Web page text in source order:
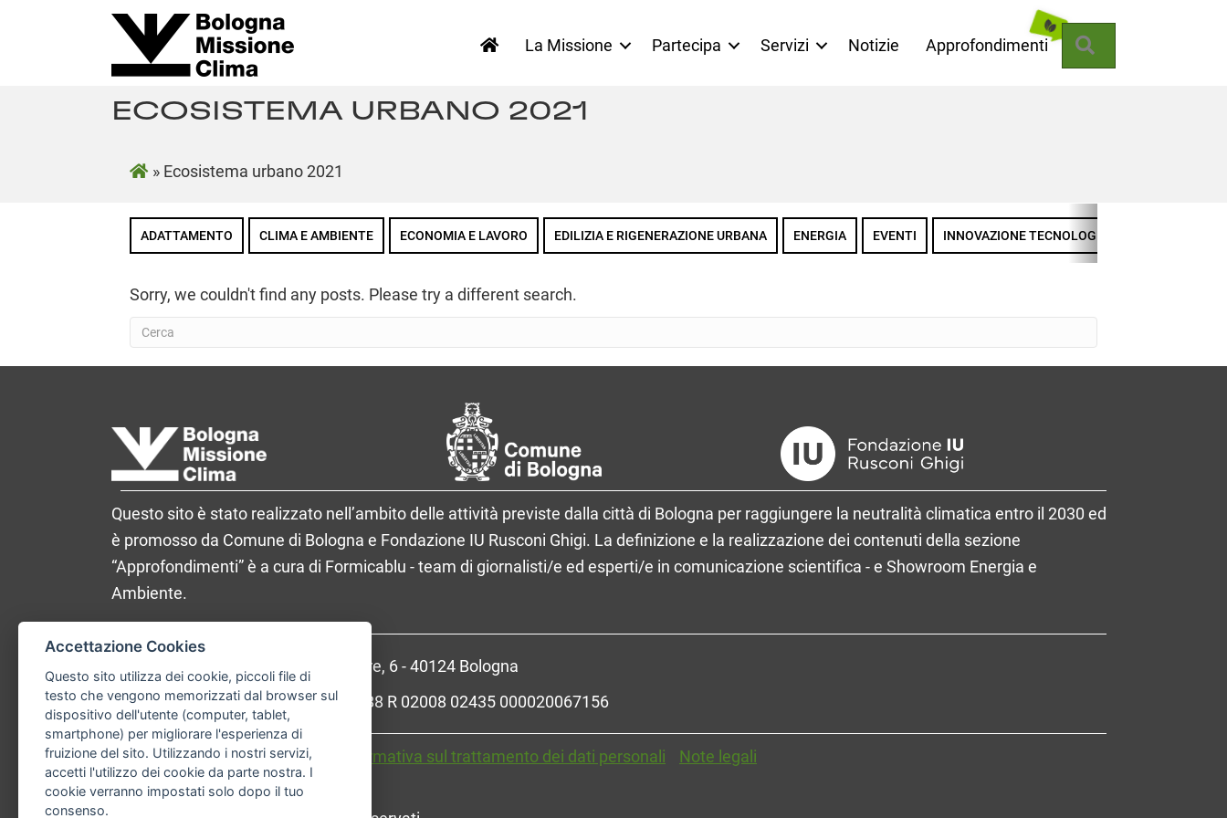
La Missione Partecipa Servizi Notizie Approfondimenti
ECOSISTEMA URBANO 2021
» Ecosistema urbano 2021
ADATTAMENTO CLIMA E AMBIENTE ECONOMIA E LAVORO EDILIZIA E RIGENERAZIONE URBANA ENERGIA EVENTI INNOVAZIONE TECNOLOGICA
Sorry, we couldn't find any posts. Please try a different search.
Questo sito è stato realizzato nell’ambito delle attività previste dalla città di Bologna per raggiungere la neutralità climatica entro il 2030 ed
è promosso da Comune di Bologna e Fondazione IU Rusconi Ghigi. La definizione e la realizzazione dei contenuti della sezione
“Approfondimenti” è a cura di Formicablu - team di giornalisti/e ed esperti/e in comunicazione scientifica - e Showroom Energia e
Ambiente.
Comune di Bologna, Piazza Maggiore, 6 - 40124 Bologna
P.Iva: 01232710374 - Cod. IBAN: IT 88 R 02008 02435 000020067156
Accessibilità Carta dei valori Informativa sul trattamento dei dati personali Note legali
Accettazione Cookies
Questo sito utilizza dei cookie, piccoli file di
testo che vengono memorizzati dal browser sul
dispositivo dell'utente (computer, tablet,
smartphone) per migliorare l'esperienza di
fruizione del sito. Utilizzando i nostri servizi,
accetti l'utilizzo dei cookie da parte nostra. I
cookie verranno impostati solo dopo il tuo
consenso.